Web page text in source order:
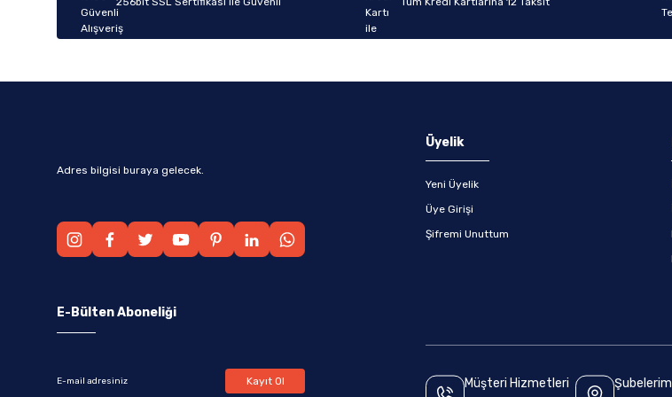
Bu ürüne benzer farklı alternatifler olmalı.
Adres bilgisi buraya gelecek.
Üyelik
Yeni Üyelik
Üye Girişi
Şifremi Unuttum
E-Bülten Aboneliği
Kayıt Ol Müşteri Hizmetleri